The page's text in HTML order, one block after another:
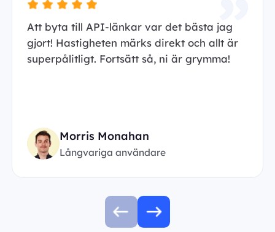
Att byta till API-länkar var det bästa jag
gjort! Hastigheten märks direkt och allt är
superpålitligt. Fortsätt så, ni är grymma!
Morris Monahan
Långvariga användare